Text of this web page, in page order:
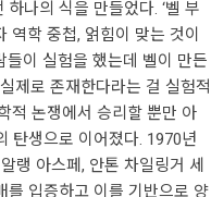
나의 식을 만들었다. ‘벨 부
역학 중첩, 얽힘이 맞는 것이
이 실험을 했는데 벨이 만든
제로 존재한다라는 걸 실험적
적 논쟁에서 승리할 뿐만 아
탄생으로 이어졌다. 1970년
랭 아스페, 안톤 차일링거 세
입증하고 이를 기반으로 양